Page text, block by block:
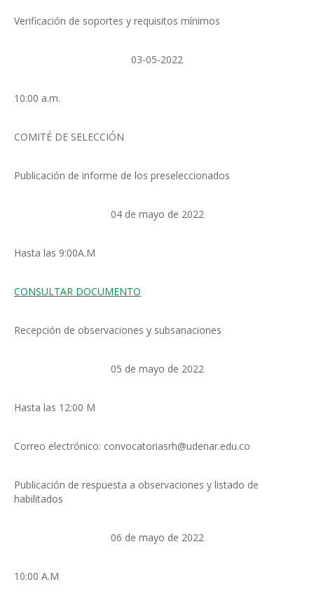
Verificación de soportes y requisitos mínimos
03-05-2022
10:00 a.m.
COMITÉ DE SELECCIÓN
Publicación de informe de los preseleccionados
04 de mayo de 2022
Hasta las 9:00A.M
CONSULTAR DOCUMENTO
Recepción de observaciones y subsanaciones
05 de mayo de 2022
Hasta las 12:00 M
Correo electrónico: convocatoriasrh@udenar.edu.co
Publicación de respuesta a observaciones y listado de
habilitados
06 de mayo de 2022
10:00 A.M